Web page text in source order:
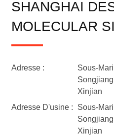
SHANGHAI
MOLECULAR
Adresse :
Sous-
Xinjian
Adresse D'usine :
Sous-
Xinjian